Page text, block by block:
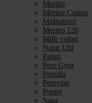
Merilin
Merino Cotton
Midnatssol
Merino 120
Mille colori
Natur Uld
Parigi
Peer Gynt
Pernilla
Peruvian
Poppy
Saga